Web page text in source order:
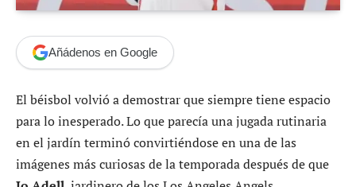
Añádenos en Google
El béisbol volvió a demostrar que siempre tiene espacio
para lo inesperado. Lo que parecía una jugada rutinaria
en el jardín terminó convirtiéndose en una de las
imágenes más curiosas de la temporada después de que